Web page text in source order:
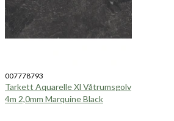
007778793
Tarkett Aquarelle Xl Våtrumsgolv
4m 2,0mm Marquine Black